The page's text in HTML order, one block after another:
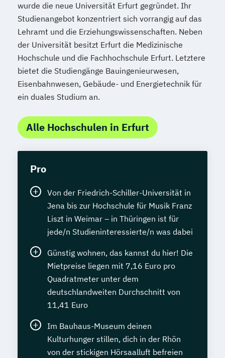
wurde die neue Universität Erfurt gegründet. Ihr
Studienangebot konzentriert sich vorrangig auf das
Lehramt und die Erziehungswissenschaften. Neben
der Universität besitzt Erfurt die Medizinische
Hochschule und die Fachhochschule Erfurt. Letztere
bietet die Studiengänge Bauingenieurwesen,
Eisenbahnwesen, Gebäude- und Energietechnik für
ein duales Studium an.
Alle Hochschulen in Erfurt
Pro
Von der Friedrich-Schiller-Universität in
Jena bis zur Hochschule für Musik Franz
Liszt in Weimar – in Thüringen ist für
jede/n Studieninteressierte/n was dabei
Günstig wohnen, das kannst du hier! Die
Mietpreise liegen mit 7,16 Euro pro
Quadratmeter unter dem
deutschlandweiten Durchschnitt von
11,41 Euro
Im Bauhaus-Museum deinen
Kulturhunger stillen, dich in der Rhön
von der stickigen Hörsaalluft befreien